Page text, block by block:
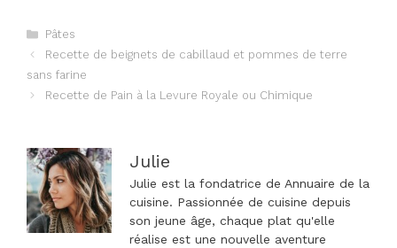
Catégories
Pâtes
Navigation
Recette de beignets de cabillaud et pommes de terre
sans farine
Recette de Pain à la Levure Royale ou Chimique
Julie
Julie est la fondatrice de Annuaire de la
cuisine. Passionnée de cuisine depuis
son jeune âge, chaque plat qu'elle
réalise est une nouvelle aventure